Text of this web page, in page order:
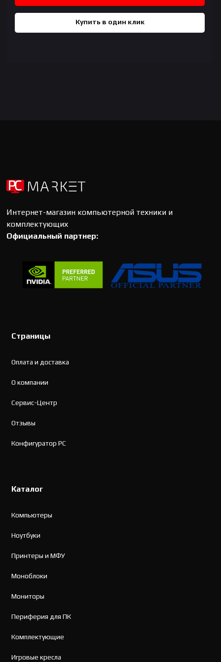
Купить в один клик
Интернет-магазин компьютерной техники и
комплектующих
Официальный партнер:
Страницы
Оплата и доставка
О компании
Сервис-Центр
Отзывы
Конфигуратор PC
Каталог
Компьютеры
Ноутбуки
Принтеры и МФУ
Моноблоки
Мониторы
Периферия для ПК
Комплектующие
Игровые кресла